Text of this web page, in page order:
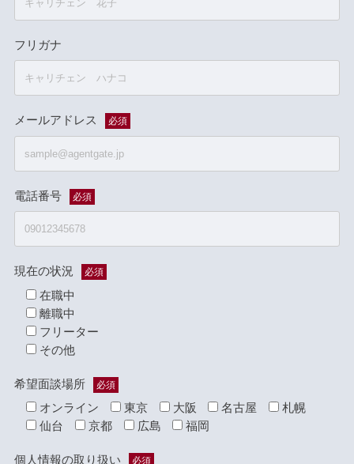
フリガナ
メールアドレス 必須
電話番号 必須
現在の状況 必須
在職中
離職中
フリーター
その他
希望面談場所 必須
オンライン 東京 大阪 名古屋
札幌
仙台
京都 広島 福岡
個人情報の取り扱い 必須